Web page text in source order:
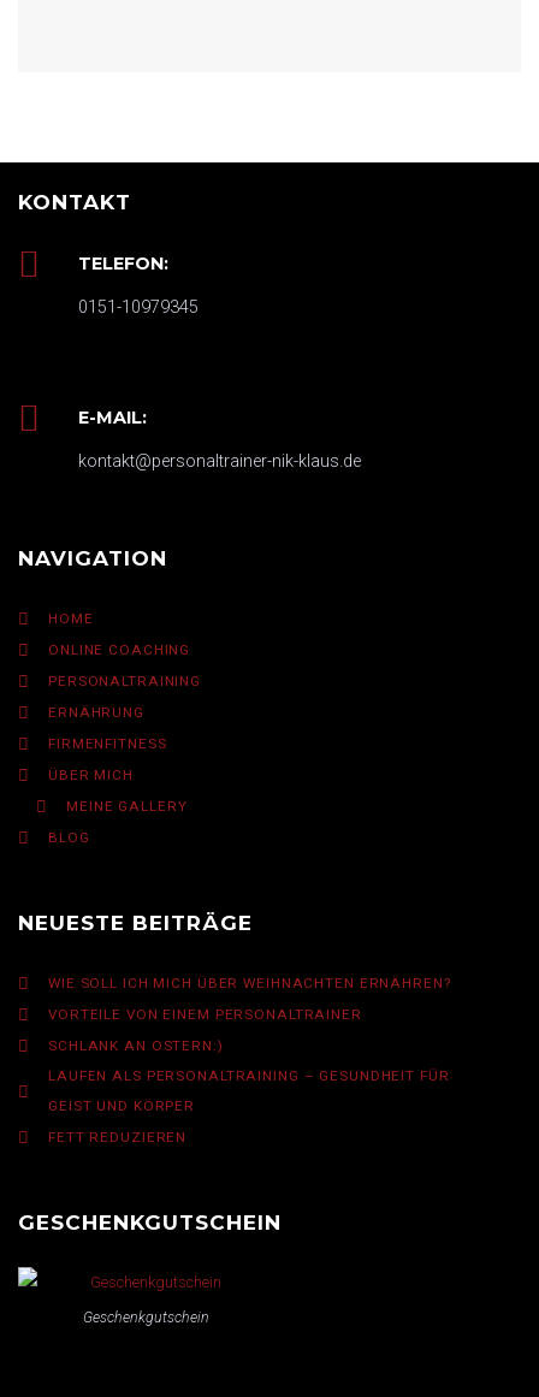
KONTAKT
TELEFON:
0151-10979345
E-MAIL:
kontakt@personaltrainer-nik-klaus.de
NAVIGATION
HOME
ONLINE COACHING
PERSONALTRAINING
ERNÄHRUNG
FIRMENFITNESS
ÜBER MICH
MEINE GALLERY
BLOG
NEUESTE BEITRÄGE
WIE SOLL ICH MICH ÜBER WEIHNACHTEN ERNÄHREN?
VORTEILE VON EINEM PERSONALTRAINER
SCHLANK AN OSTERN:)
LAUFEN ALS PERSONALTRAINING – GESUNDHEIT FÜR
GEIST UND KÖRPER
FETT REDUZIEREN
GESCHENKGUTSCHEIN
Geschenkgutschein